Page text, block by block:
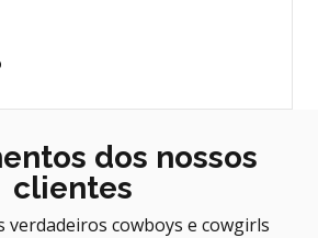
dos nossos
clientes
verdadeiros cowboys e cowgirls